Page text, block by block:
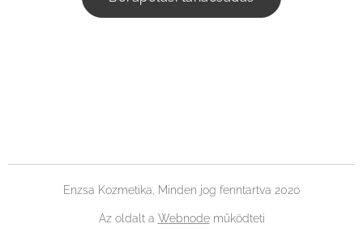
Enzsa Kozmetika, Minden jog fenntartva 2020
Az oldalt a Webnodeműködteti